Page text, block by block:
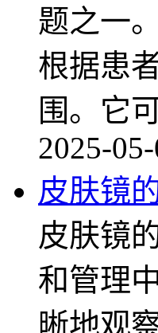
题之一
根据患
围。它
2025-
皮肤镜
皮肤镜
和管理
晰地观